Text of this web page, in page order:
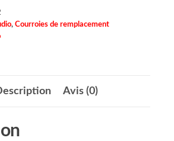
, Courroies de remplacement
Avis (0)